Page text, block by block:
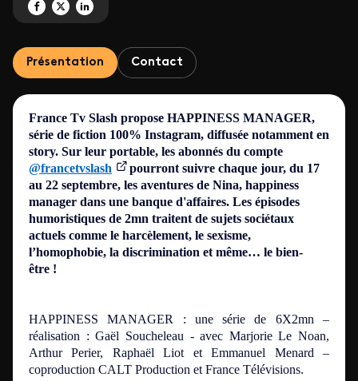
Partagez ' HAPPINESS MANAGER' sur Facebook
Partagez ' HAPPINESS MANAGER' sur X
Partagez ' HAPPINESS MANAGER' sur LinkedIn
Présentation Contact
France Tv Slash propose HAPPINESS MANAGER,
série de fiction 100% Instagram, diffusée notamment en
story. Sur leur portable, les abonnés du compte
@francetvslash
pourront suivre chaque jour, du 17
au 22 septembre, les aventures de Nina, happiness
manager dans une banque d'affaires. Les épisodes
humoristiques de 2mn traitent de sujets sociétaux
actuels comme le harcèlement, le sexisme,
l’homophobie, la discrimination et même… le bien-
être !
HAPPINESS MANAGER : une série de 6X2mn –
réalisation : Gaël Soucheleau -avec Marjorie Le Noan,
Arthur Perier, Raphaël Liot et Emmanuel Menard –
coproduction CALT Production et France Télévisions.